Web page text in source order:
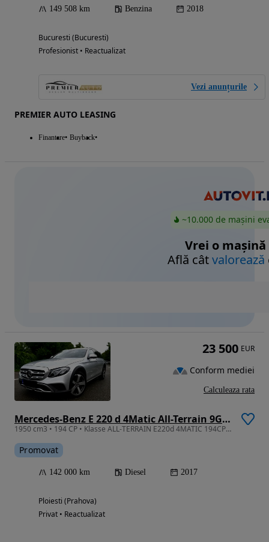
149 508 km Benzina 2018
Bucuresti (Bucuresti)
Profesionist • Reactualizat
Vezi anunțurile
PREMIER AUTO LEASING
Finantare Buyback
~10.000 de mașini
Vrei o mașină
Află câtvalorează
Mercedes-Benz E 220 d 4Matic All-Terrain 9G-TRONIC Avantgarde
1950 cm3 • 194 CP • Klasse ALL-TERRAIN E220d 4MATIC 194CP / BURMESTER / Airmatic TVA Ded
Promovat
142 000 km Diesel 2017
Ploiesti (Prahova)
Privat • Reactualizat
23 500 EUR
Conform mediei
Calculeaza rata